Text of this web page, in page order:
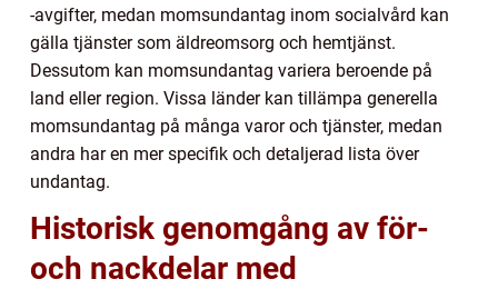
-avgifter, medan momsundantag inom socialvård kan
gälla tjänster som äldreomsorg och hemtjänst.
Dessutom kan momsundantag variera beroende på
land eller region. Vissa länder kan tillämpa generella
momsundantag på många varor och tjänster, medan
andra har en mer specifik och detaljerad lista över
undantag.
Historisk genomgång av för-
och nackdelar med